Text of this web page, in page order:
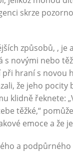
skrze
způsobů, , je
s novými nebo
hraní s novou
že jeho pocity
klidně řeknete:
těžké,“
emoce a že
a